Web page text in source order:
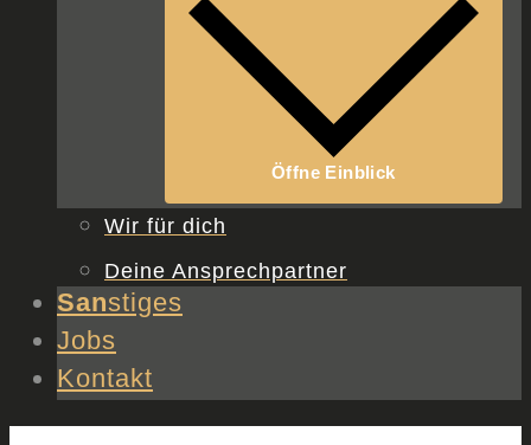
Öffne Einblick
Wir für dich
Deine Ansprechpartner
Sanstiges
Jobs
Kontakt